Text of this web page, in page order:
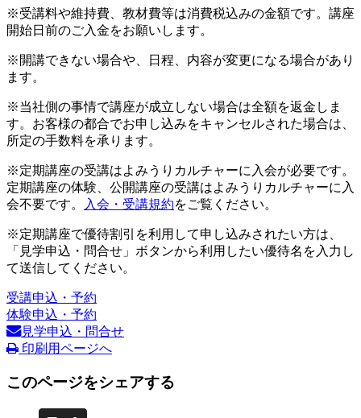
※受講料や維持費、教材費等は消費税込みの金額です。講座
開始日前のご入金をお願いします。
※開講できない場合や、日程、内容が変更になる場合があり
ます。
※当社側の事情で講座が成立しない場合は全額を返金しま
す。お客様の都合でお申し込みをキャンセルされた場合は、
所定の手数料を承ります。
※定期講座の受講はよみうりカルチャーに入会が必要です。
定期講座の体験、公開講座の受講はよみうりカルチャーに入
会不要です。
入会・受講規約をご覧ください。
※定期講座で優待割引を利用して申し込みされたい方は、
「見学申込・問合せ」ボタンから利用したい優待名を入力し
て送信してください。
受講申込・予約
体験申込・予約
見学申込・問合せ
印刷用ページへ
このページをシェアする